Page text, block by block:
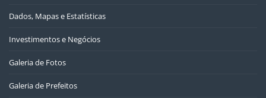
Dados, Mapas e Estatísticas
Investimentos e Negócios
Galeria de Fotos
Galeria de Prefeitos